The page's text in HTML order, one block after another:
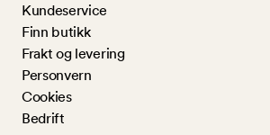
Kundeservice
Finn butikk
Frakt og levering
Personvern
Cookies
Bedrift